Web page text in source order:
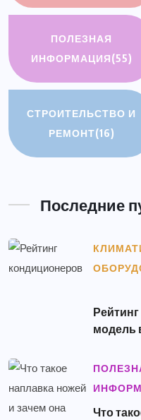
ПОЛЕЗНАЯ
ИНФОРМАЦИЯ(55)
СТРОИТЕЛЬСТВО И
РЕМОНТ(16)
Последние
модель
Что